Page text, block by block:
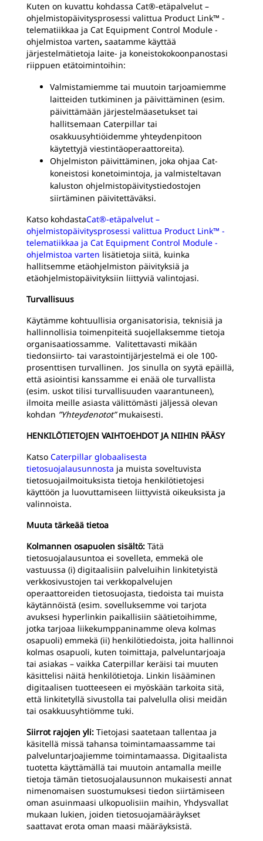
Kuten on kuvattu kohdassa Cat®-etäpalvelut –
ohjelmistopäivitysprosessi valittua Product Link™ -
telematiikkaa ja Cat Equipment Control Module -
ohjelmistoa varten, saatamme käyttää
järjestelmätietoja laite- ja koneistokokoonpanostasi
riippuen etätoimintoihin:
Valmistamiemme tai muutoin tarjoamiemme
laitteiden tutkiminen ja päivittäminen (esim.
päivittämään järjestelmäasetukset tai
hallitsemaan Caterpillar tai
osakkuusyhtiöidemme yhteydenpitoon
käytettyjä viestintäoperaattoreita).
Ohjelmiston päivittäminen, joka ohjaa Cat-
koneistosi konetoimintoja, ja valmisteltavan
kaluston ohjelmistopäivitystiedostojen
siirtäminen päivitettäväksi.
Katso kohdastaCat®-etäpalvelut –
ohjelmistopäivitysprosessi valittua Product Link™ -
telematiikkaa ja Cat Equipment Control Module -
ohjelmistoa varten lisätietoja siitä, kuinka
hallitsemme etäohjelmiston päivityksiä ja
etäohjelmistopäivityksiin liittyviä valintojasi.
Turvallisuus
Käytämme kohtuullisia organisatorisia, teknisiä ja
hallinnollisia toimenpiteitä suojellaksemme tietoja
organisaatiossamme. Valitettavasti mikään
tiedonsiirto- tai varastointijärjestelmä ei ole 100-
prosenttisen turvallinen. Jos sinulla on syytä epäillä,
että asiointisi kanssamme ei enää ole turvallista
(esim. uskot tilisi turvallisuuden vaarantuneen),
ilmoita meille asiasta välittömästi jäljessä olevan
kohdan ”Yhteydenotot”mukaisesti.
HENKILÖTIETOJEN VAIHTOEHDOT JA NIIHIN PÄÄSY
Katso Caterpillar globaalisesta
tietosuojalausunnosta ja muista soveltuvista
tietosuojailmoituksista tietoja henkilötietojesi
käyttöön ja luovuttamiseen liittyvistä oikeuksista ja
valinnoista.
Muuta tärkeää tietoa
Kolmannen osapuolen sisältö: Tätä
tietosuojalausuntoa ei sovelleta, emmekä ole
vastuussa (i) digitaalisiin palveluihin linkitetyistä
verkkosivustojen tai verkkopalvelujen
operaattoreiden tietosuojasta, tiedoista tai muista
käytännöistä (esim. sovelluksemme voi tarjota
avuksesi hyperlinkin paikallisiin säätietoihimme,
jotka tarjoaa liikekumppaninamme oleva kolmas
osapuoli) emmekä (ii) henkilötiedoista, joita hallinnoi
kolmas osapuoli, kuten toimittaja, palveluntarjoaja
tai asiakas – vaikka Caterpillar keräisi tai muuten
käsittelisi näitä henkilötietoja. Linkin lisääminen
digitaalisen tuotteeseen ei myöskään tarkoita sitä,
että linkitetyllä sivustolla tai palvelulla olisi meidän
tai osakkuusyhtiömme tuki.
Siirrot rajojen yli: Tietojasi saatetaan tallentaa ja
käsitellä missä tahansa toimintamaassamme tai
palveluntarjoajiemme toimintamaassa. Digitaalista
tuotetta käyttämällä tai muutoin antamalla meille
tietoja tämän tietosuojalausunnon mukaisesti annat
nimenomaisen suostumuksesi tiedon siirtämiseen
oman asuinmaasi ulkopuolisiin maihin, Yhdysvallat
mukaan lukien, joiden tietosuojamääräykset
saattavat erota oman maasi määräyksistä.